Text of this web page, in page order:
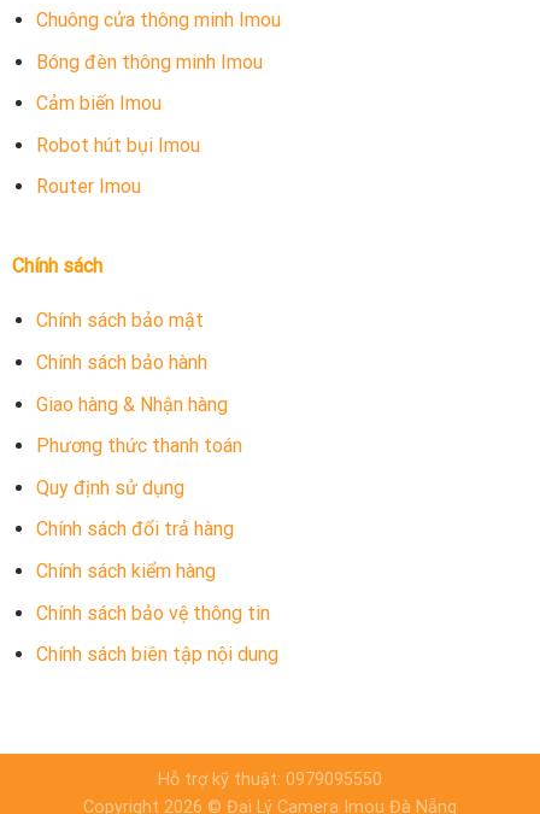
Chuông cửa thông minh Imou
Bóng đèn thông minh Imou
Cảm biến Imou
Robot hút bụi Imou
Router Imou
Chính sách
Chính sách bảo mật
Chính sách bảo hành
Giao hàng & Nhận hàng
Phương thức thanh toán
Quy định sử dụng
Chính sách đổi trả hàng
Chính sách kiểm hàng
Chính sách bảo vệ thông tin
Chính sách biên tập nội dung
Hỗ trợ kỹ thuật: 0979095550
Copyright 2026 © Đại Lý Camera Imou Đà Nẵng